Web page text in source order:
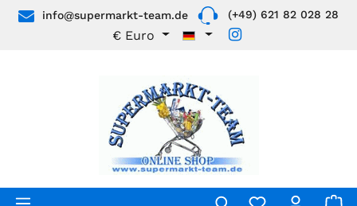
Zum Hauptinhalt springen
info@supermarkt-team.de (+49) 621 82 028 28
€ Euro